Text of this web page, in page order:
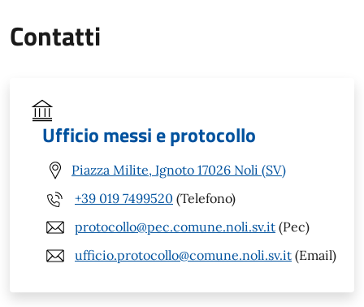
Contatti
Ufficio messi e protocollo
Piazza Milite, Ignoto 17026 Noli (SV)
+39 019 7499520 (Telefono)
protocollo@pec.comune.noli.sv.it (Pec)
ufficio.protocollo@comune.noli.sv.it (Email)